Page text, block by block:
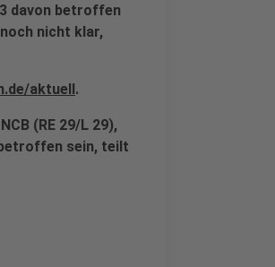
davon betroffen
nicht klar,
aktuell.
(RE 29/L 29),
betroffen sein, teilt